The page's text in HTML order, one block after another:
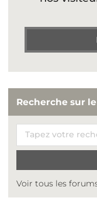
Recherche sur
Voir tous les